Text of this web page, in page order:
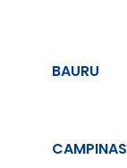
BAURU
CAMPINAS